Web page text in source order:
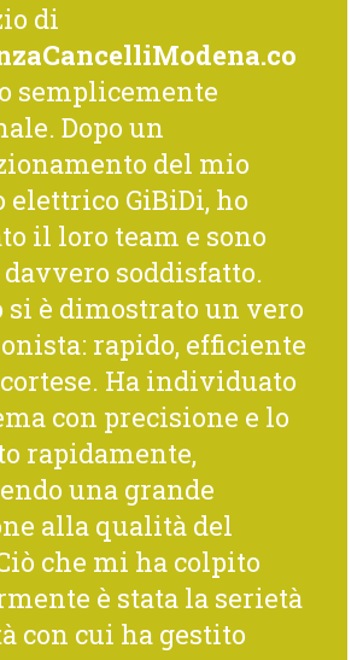
di
semplicemente
Dopo un
del mio
elettrico GiBiDi, ho
il loro team e sono
soddisfatto.
è dimostrato un vero
rapido, efficiente
Ha individuato
con precisione e lo
rapidamente,
una grande
alla qualità del
che mi ha colpito
è stata la serietà
con cui ha gestito